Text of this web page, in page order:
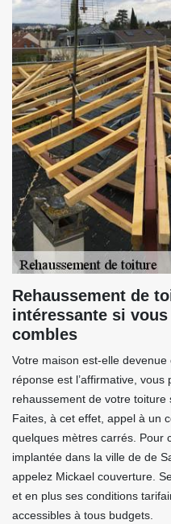
Rehaussement de
intéressante si
combles
Votre maison est-elle
réponse est l’affirmative, vous
rehaussement de votre toiture
Faites, à cet effet, appel à un
quelques mètres carrés. Pour
implantée dans la ville de de
appelez Mickael couverture.
et en plus ses conditions
accessibles à tous budgets.